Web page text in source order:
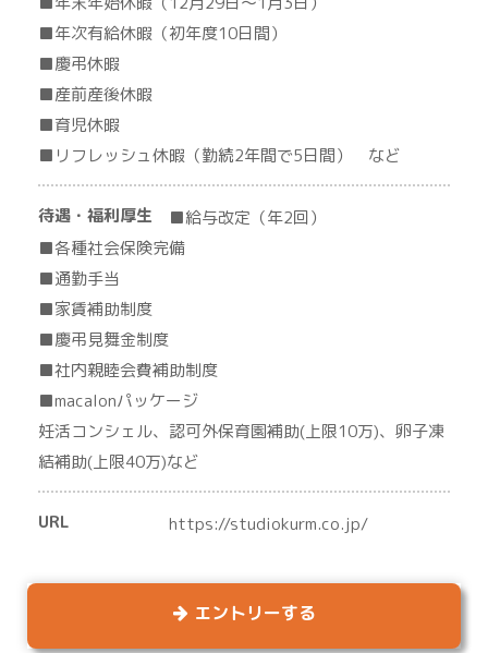
■年次有給休暇（初年度10日間）
■慶弔休暇
■産前産後休暇
■育児休暇
■リフレッシュ休暇（勤続2年間で5日間） など
待遇・福利厚生
■給与改定（年2回）
■各種社会保険完備
■通勤手当
■家賃補助制度
■慶弔見舞金制度
■社内親睦会費補助制度
■macalonパッケージ
妊活コンシェル、認可外保育園補助(上限10万)、卵子凍
結補助(上限40万)など
URL https://studiokurm.co.jp/
エントリーする